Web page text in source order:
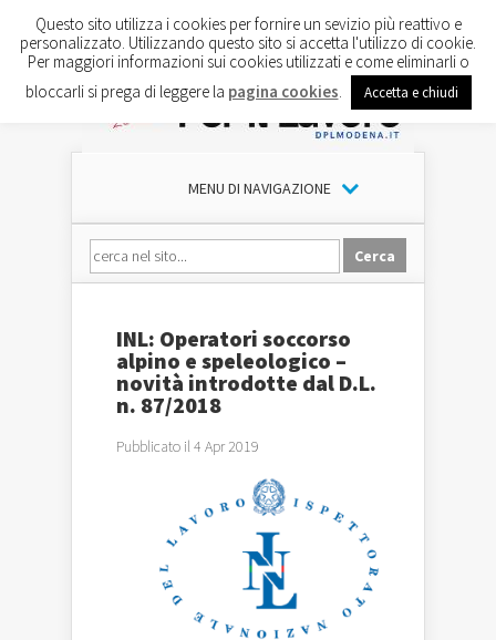
MENU DI NAVIGAZIONE
INL: Operatori soccorso
alpino e speleologico –
novità introdotte dal D.L.
n. 87/2018
Pubblicato il 4 Apr 2019
Questo sito utilizza i cookies per fornire un sevizio più reattivo e
personalizzato. Utilizzando questo sito si accetta l'utilizzo di cookie.
Per maggiori informazioni sui cookies utilizzati e come eliminarli o
bloccarli si prega di leggere la pagina cookies Accetta e chiudi